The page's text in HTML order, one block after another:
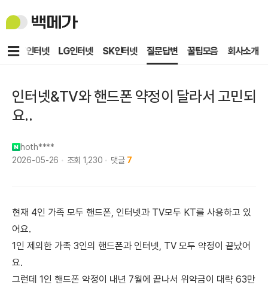
백
메
KT인터넷 LG인터넷 SK인터넷 질문답변 꿀팁모음 회사소개
메
인터넷&TV와 핸드폰 약정이 달라서 고민되
요..
hoth****
2026-05-26
조회 1,230 댓글 7
현재 4인 가족 모두 핸드폰, 인터넷과 TV모두 KT를 사용하고 있
어요.
1인 제외한 가족 3인의 핸드폰과 인터넷, TV 모두 약정이 끝났어
요.
그런데 1인 핸드폰 약정이 내년 7월에 끝나서 위약금이 대략 63만